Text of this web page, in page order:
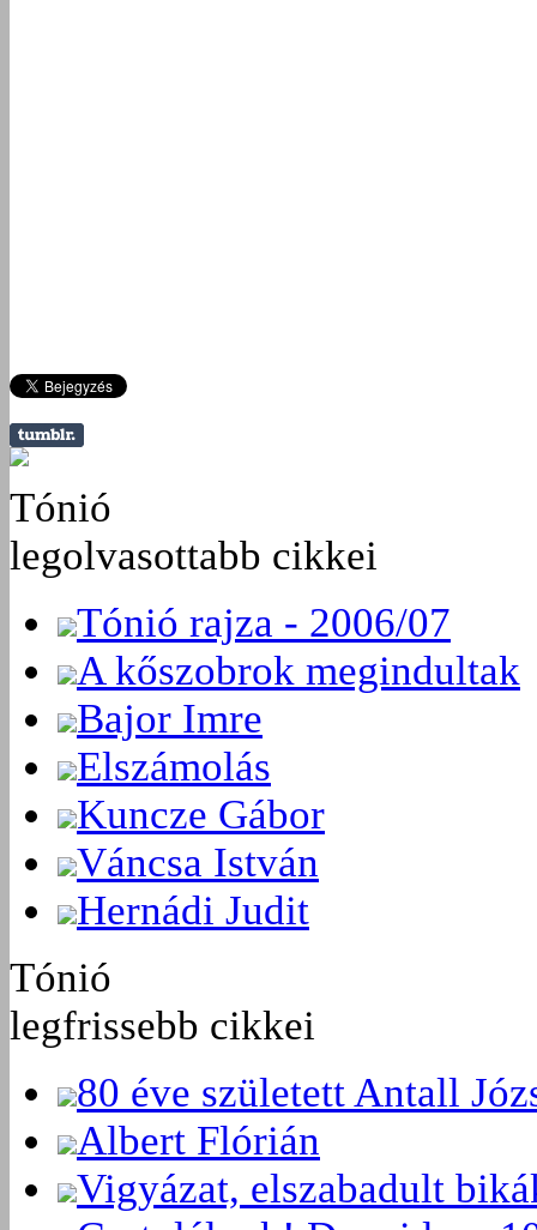
Tónió
legolvasottabb cikkei
Tónió rajza - 2006/07
A kőszobrok megindultak
Bajor Imre
Elszámolás
Kuncze Gábor
Váncsa István
Hernádi Judit
Tónió
legfrissebb cikkei
80 éve született Antall
Albert Flórián
Vigyázat, elszabadult